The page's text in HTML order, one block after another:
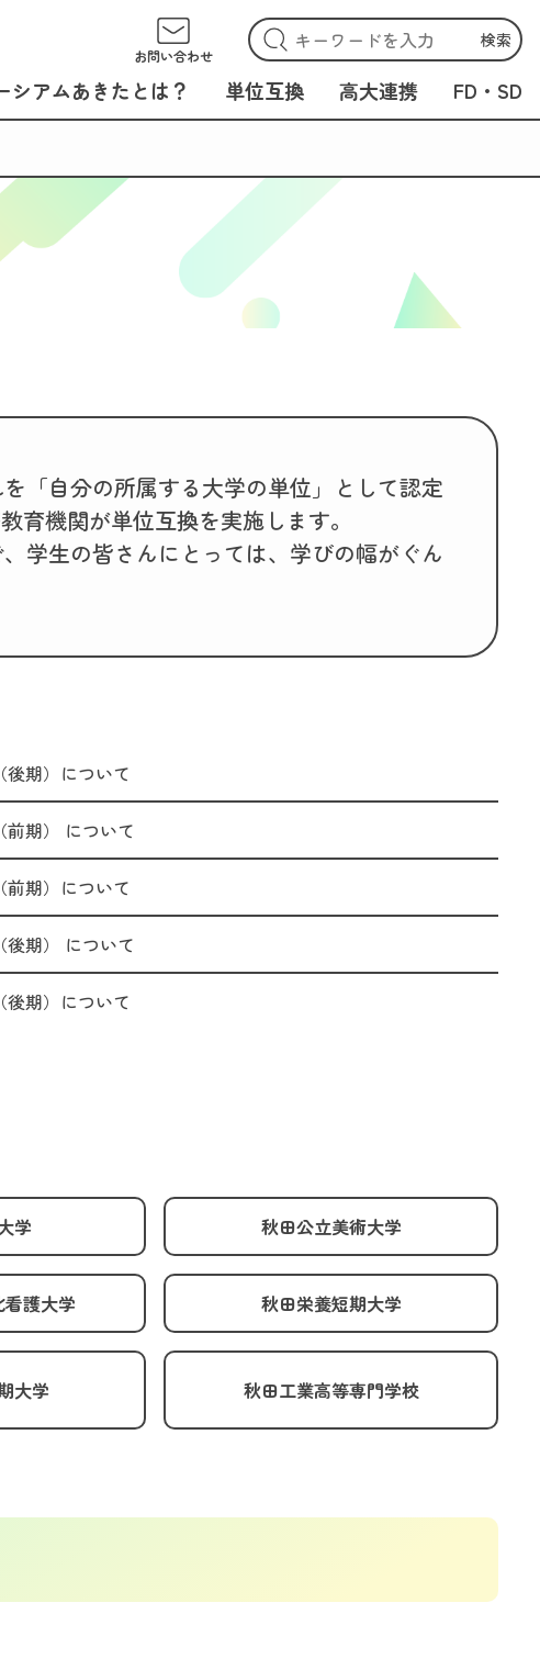
お問い合わせ
検索
シアムあきたとは？ 単位互換 高大連携 FD・SD
「自分の所属する大学の単位」として認定
育機関が単位互換を実施します。
学生の皆さんにとっては、学びの幅がぐん
後期）について
前期） について
前期）について
後期） について
後期）について
学 秋田公立美術大学
看護大学 秋田栄養短期大学
大学 秋田工業高等専門学校